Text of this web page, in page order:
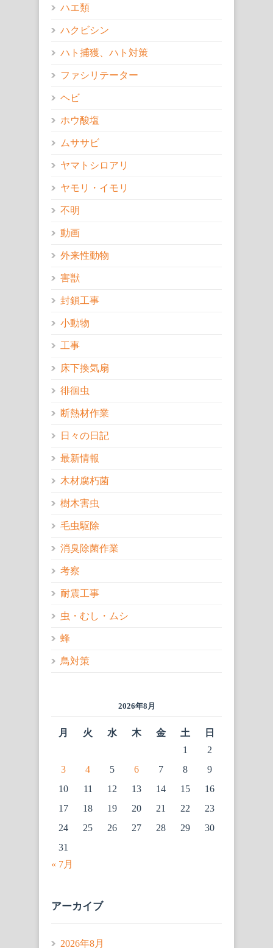
ハエ類
ハクビシン
ハト捕獲、ハト対策
ファシリテーター
ヘビ
ホウ酸塩
ムササビ
ヤマトシロアリ
ヤモリ・イモリ
不明
動画
外来性動物
害獣
封鎖工事
小動物
工事
床下換気扇
徘徊虫
断熱材作業
日々の日記
最新情報
木材腐朽菌
樹木害虫
毛虫駆除
消臭除菌作業
考察
耐震工事
虫・むし・ムシ
蜂
鳥対策
2026年8月
月 火 水 木 金 土
日
1
2
3
4 5 6 7 8
9
10
11 12 13 14 15
16
17
18 19 20 21 22
23
24
25 26 27 28 29
30
31
« 7月
アーカイブ
2026年8月